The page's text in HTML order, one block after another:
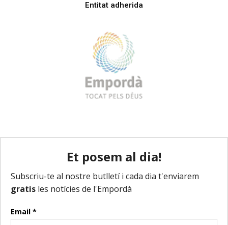
Entitat adherida